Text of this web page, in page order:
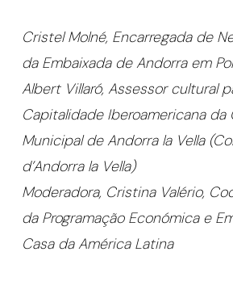
Cristel Molné, Encarregada de
da Embaixada de Andorra em
Albert Villaró, Assessor cultural
Capitalidade Iberoamericana da
Municipal de Andorra la Vella
d’Andorra la Vella)
Moderadora, Cristina Valério,
da Programação Económica e
Casa da América Latina